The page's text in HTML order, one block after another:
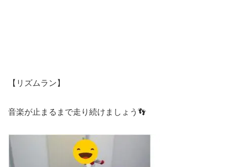
【リズムラン】
音楽が止まるまで走り続けましょう👣